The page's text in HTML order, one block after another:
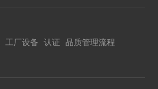
工厂设备 认证
品质管理流程